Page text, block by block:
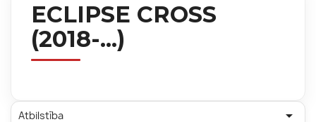
ECLIPSE CROSS
(2018-...)
Atbilstība 